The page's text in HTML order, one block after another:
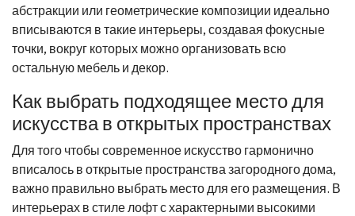
абстракции или геометрические композиции идеально
вписываются в такие интерьеры, создавая фокусные
точки, вокруг которых можно организовать всю
остальную мебель и декор.
Как выбрать подходящее место для
искусства в открытых пространствах
Для того чтобы современное искусство гармонично
вписалось в открытые пространства загородного дома,
важно правильно выбрать место для его размещения. В
интерьерах в стиле лофт с характерными высокими